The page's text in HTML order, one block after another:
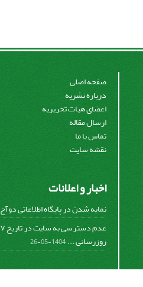
صفحه اصلی
درباره نشریه
اعضای هیات تحریریه
ارسال مقاله
تماس با ما
نقشه سایت
اخبار و اعلانات
نمایه شدن در پایگاه اطلاعاتی دوآج
روزرسانی ...1404-05-26